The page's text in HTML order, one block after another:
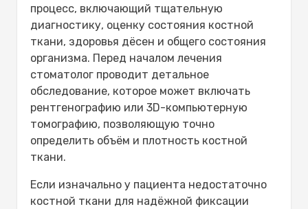
процесс, включающий тщательную
диагностику, оценку состояния костной
ткани, здоровья дёсен и общего состояния
организма. Перед началом лечения
стоматолог проводит детальное
обследование, которое может включать
рентгенографию или 3D-компьютерную
томографию, позволяющую точно
определить объём и плотность костной
ткани.
Если изначально у пациента недостаточно
костной ткани для надёжной фиксации